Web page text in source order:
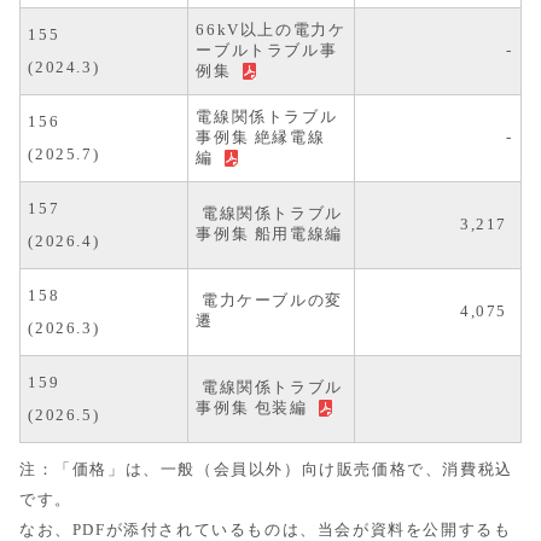
155
(2024.3)
66kV以上の電力ケ
ーブルトラブル事
例集
-
156
(2025.7)
電線関係トラブル
事例集 絶縁電線
編
-
157
(2026.4)
電線関係トラブル
事例集 船用電線編
3,217
158
(2026.3)
電力ケーブルの変
遷
4,075
159
(2026.5)
電線関係トラブル
事例集 包装編
注：「価格」は、一般（会員以外）向け販売価格で、消費税込
です。
なお、PDFが添付されているものは、当会が資料を公開するも